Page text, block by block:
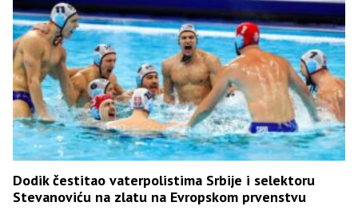
Dodik čestitao vaterpolistima Srbije i selektoru
Stevanoviću na zlatu na Evropskom prvenstvu